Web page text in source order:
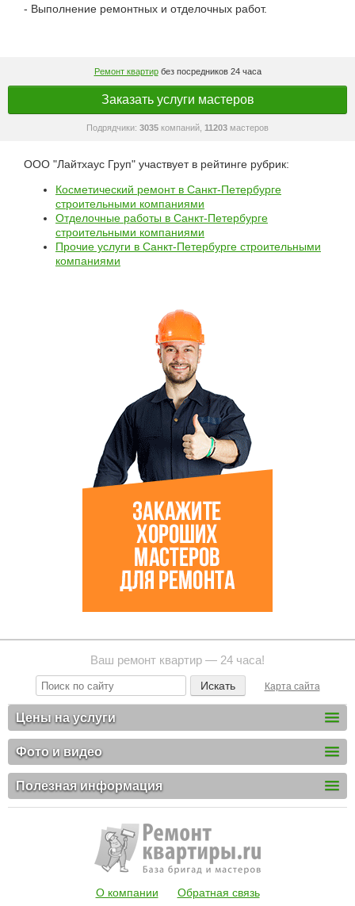
- Выполнение ремонтных и отделочных работ.
Ремонт квартирбез посредников 24 часа
Заказать услуги мастеров
Подрядчики: 3035 компаний, 11203 мастеров
ООО "Лайтхаус Груп" участвует в рейтинге рубрик:
Косметический ремонт в Санкт-Петербурге
строительными компаниями
Отделочные работы в Санкт-Петербурге
строительными компаниями
Прочие услуги в Санкт-Петербурге строительными
компаниями
Ваш ремонт квартир — 24 часа!
Карта сайта
Цены на услуги
Фото и видео
Полезная информация
О компании Обратная связь